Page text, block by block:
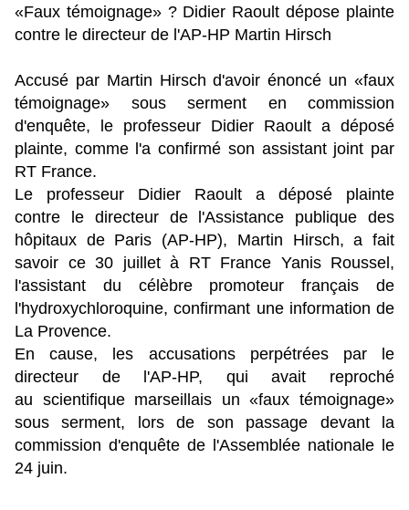
«Faux témoignage» ? Didier Raoult dépose plainte
contre le directeur de l'AP-HP Martin Hirsch
Accusé par Martin Hirsch d'avoir énoncé un «faux
témoignage» sous serment en commission
d'enquête, le professeur Didier Raoult a déposé
plainte, comme l'a confirmé son assistant joint par
RT France.
Le professeur Didier Raoult a déposé plainte
contre le directeur de l'Assistance publique des
hôpitaux de Paris (AP-HP), Martin Hirsch, a fait
savoir ce 30 juillet à RT France Yanis Roussel,
l'assistant du célèbre promoteur français de
l'hydroxychloroquine, confirmant une information de
La Provence.
En cause, les accusations perpétrées par le
directeur de l'AP-HP, qui avait reproché
au scientifique marseillais un «faux témoignage»
sous serment, lors de son passage devant la
commission d'enquête de l'Assemblée nationale le
24 juin.